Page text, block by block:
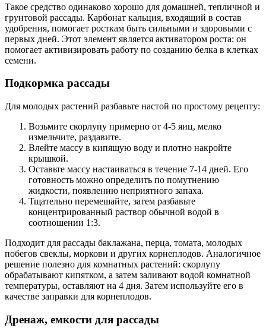
Такое средство одинаково хорошо для домашней, тепличной и
грунтовой рассады. Карбонат кальция, входящий в состав
удобрения, помогает росткам быть сильными и здоровыми с
первых дней. Этот элемент является активатором роста: он
помогает активизировать работу по созданию белка в клетках
семени.
Подкормка рассады
Для молодых растений разбавьте настой по простому рецепту:
Возьмите скорлупу примерно от 4-5 яиц, мелко
измельчите, раздавите.
Влейте массу в кипящую воду и плотно накройте
крышкой.
Оставьте массу настаиваться в течение 7-14 дней. Его
готовность можно определить по помутнению
жидкости, появлению неприятного запаха.
Тщательно перемешайте, затем разбавьте
концентрированный раствор обычной водой в
соотношении 1:3.
Подходит для рассады баклажана, перца, томата, молодых
побегов свеклы, моркови и других корнеплодов. Аналогичное
решение полезно для комнатных растений: скорлупу
обрабатывают кипятком, а затем заливают водой комнатной
температуры, оставляют на 4 дня. Затем используйте его в
качестве заправки для корнеплодов.
Дренаж, емкости для рассады